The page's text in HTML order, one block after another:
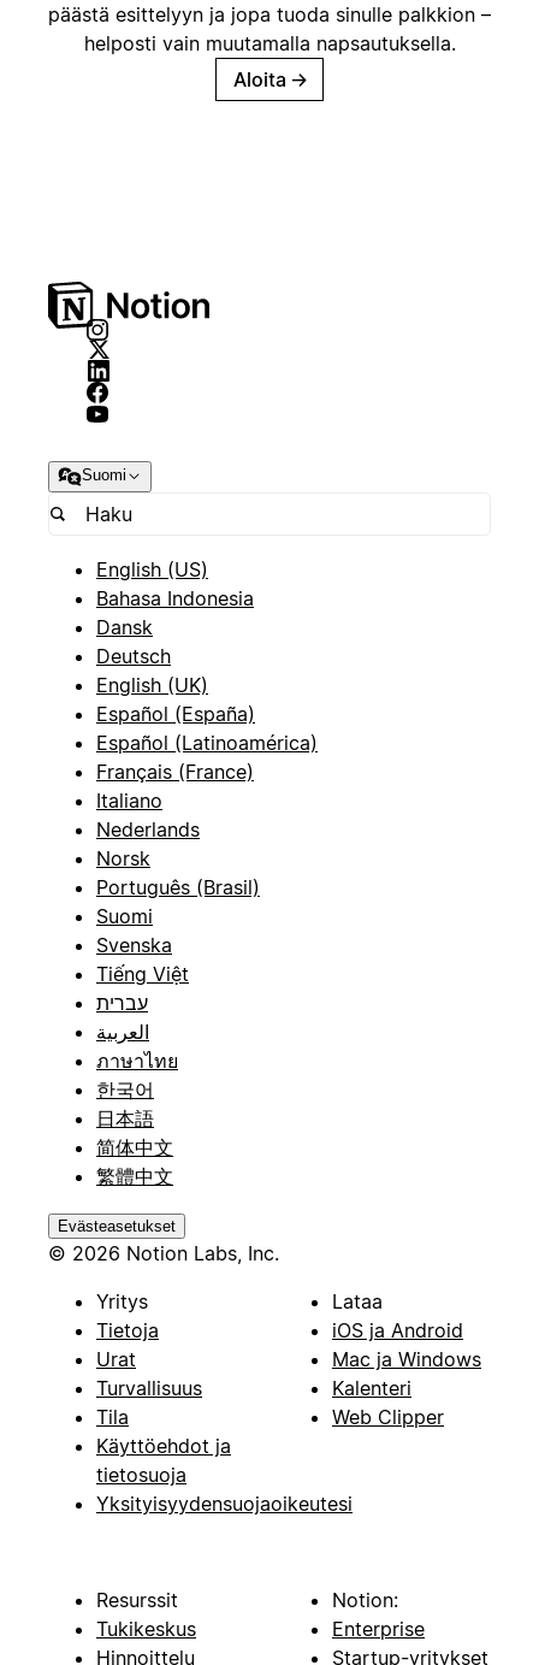
päästä esittelyyn ja jopa tuoda sinulle palkkion –
helposti vain muutamalla napsautuksella.
Aloita →
Suomi
English (US)
Bahasa Indonesia
Dansk
Deutsch
English (UK)
Español (España)
Español (Latinoamérica)
Français (France)
Italiano
Nederlands
Norsk
Português (Brasil)
Suomi
Svenska
Tiếng Việt
עברית
العربية
ภาษาไทย
한국어
日本語
简体中文
繁體中文
Evästeasetukset
© 2026 Notion Labs, Inc.
Yritys
Tietoja
Urat
Turvallisuus
Tila
Käyttöehdot ja
tietosuoja
Yksityisyydensuojaoikeutesi
Lataa
iOS ja Android
Mac ja Windows
Kalenteri
Web Clipper
Resurssit
Tukikeskus
Hinnoittelu
Notion:
Enterprise
Startup-yritykset